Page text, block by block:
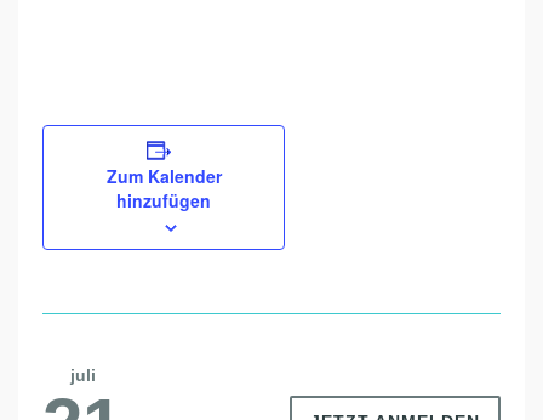
Zum Kalender
hinzufügen
juli